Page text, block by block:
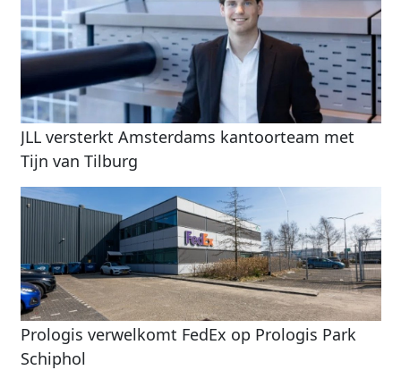
JLL versterkt Amsterdams kantoorteam met
Tijn van Tilburg
Prologis verwelkomt FedEx op Prologis Park
Schiphol